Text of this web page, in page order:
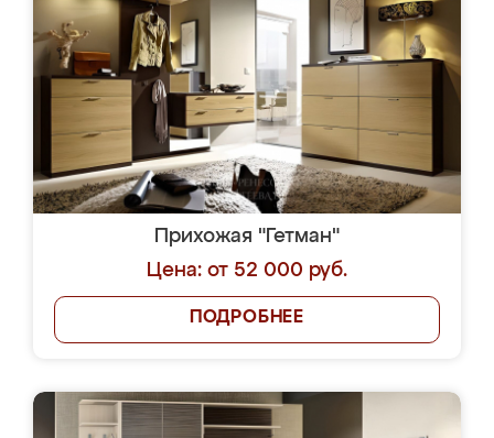
Прихожая "Гетман"
Цена: от 52 000 руб.
ПОДРОБНЕЕ